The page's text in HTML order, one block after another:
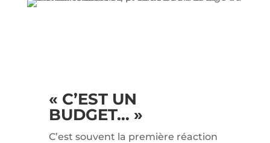
« C’EST UN
BUDGET… »
C’est souvent la première réaction